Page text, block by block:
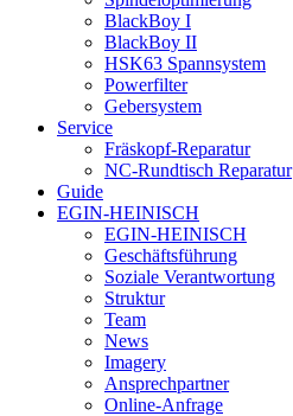
BlackBoy I
BlackBoy II
HSK63 Spannsystem
Powerfilter
Gebersystem
Service
Fräskopf-Reparatur
NC-Rundtisch Reparatur
Guide
EGIN-HEINISCH
EGIN-HEINISCH
Geschäftsführung
Soziale Verantwortung
Struktur
Team
News
Imagery
Ansprechpartner
Online-Anfrage